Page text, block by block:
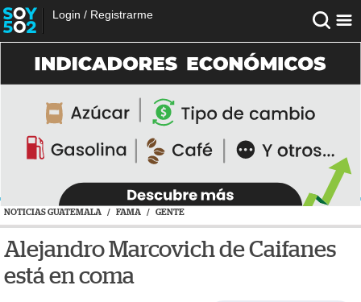
Login / Registrarme
NOTICIAS GUATEMALA / FAMA / GENTE
Alejandro Marcovich de Caifanes
está en coma